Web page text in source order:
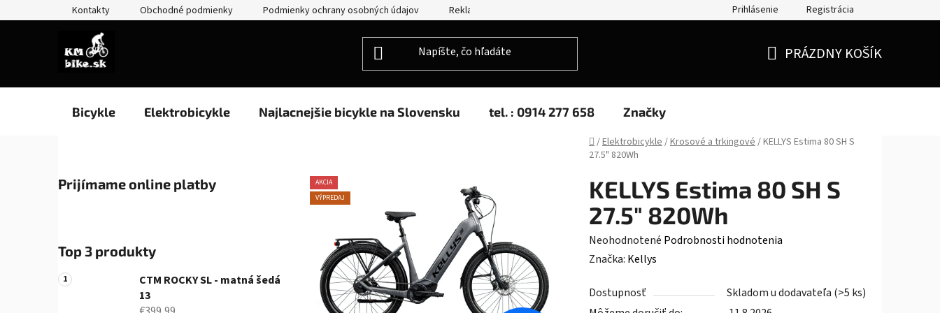
na
Kontakty Obchodné podmienky Podmienky ochrany osobných údajov Reklamácie Moja objednávka
Prihlásenie Registrácia
PRÁZDNY KOŠÍK
Bicykle Elektrobicykle Najlacnejšie bicykle na Slovensku tel. : 0914 277 658 Značky
Domov
/Elektrobicykle/Krosové a trkingové/KELLYS Estima 80 SH S
27.5" 820Wh
o
ý
p
a
Prijímame online platby
Top 3 produkty
CTM ROCKY SL - matná šedá
13
KELLYS Estima 80 SH S
27.5" 820Wh
Priemerné
hodnotenie
je
Neohodnotené Podrobnosti hodnotenia
Značka: Kellys
Dostupnosť Skladom u dodavateľa (>5 ks)
AKCIA
VÝPREDAJ